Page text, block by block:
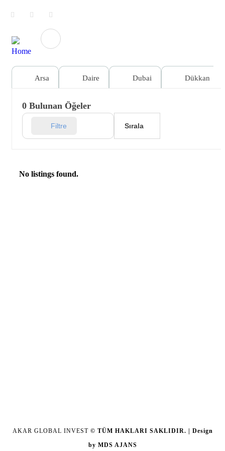
Arsa Daire Dubai Dükkan
0 Bulunan Öğeler
Filtre Sırala
No listings found.
AKAR GLOBAL INVEST © TÜM HAKLARI SAKLIDIR. | Design
by MDS AJANS